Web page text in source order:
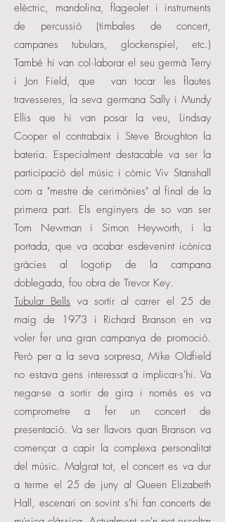
elèctric, mandolina, flageolet i instruments
de percussió (timbales de concert,
campanes tubulars, glockenspiel, etc.)
També hi van col·laborar el seu germà Terry
i Jon Field, que van tocar les flautes
travesseres, la seva germana Sally i Mundy
Ellis que hi van posar la veu, Lindsay
Cooper el contrabaix i Steve Broughton la
bateria. Especialment destacable va ser la
participació del músic i còmic Viv Stanshall
com a "mestre de cerimònies" al final de la
primera part. Els enginyers de so van ser
Tom Newman i Simon Heyworth, i la
portada, que va acabar esdevenint icònica
gràcies al logotip de la campana
doblegada, fou obra de Trevor Key.
Tubular Bells va sortir al carrer el 25 de
maig de 1973 i Richard Branson en va
voler fer una gran campanya de promoció.
Però per a la seva sorpresa, Mike Oldfield
no estava gens interessat a implicar-s'hi. Va
negar-se a sortir de gira i només es va
comprometre a fer un concert de
presentació. Va ser llavors quan Branson va
començar a capir la complexa personalitat
del músic. Malgrat tot, el concert es va dur
a terme el 25 de juny al Queen Elizabeth
Hall, escenari on sovint s'hi fan concerts de